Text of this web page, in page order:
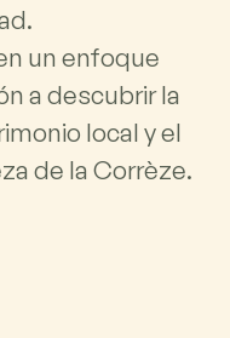
un enfoque
a descubrir la
local y el
de la Corrèze.